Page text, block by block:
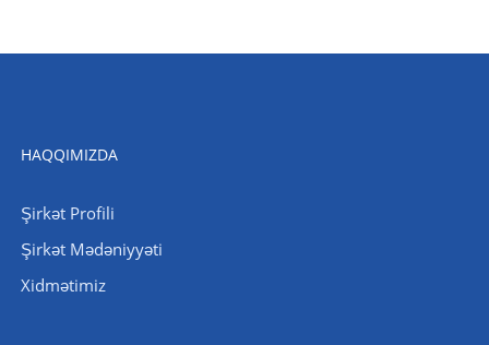
HAQQIMIZDA
Şirkət Profili
Şirkət Mədəniyyəti
Xidmətimiz